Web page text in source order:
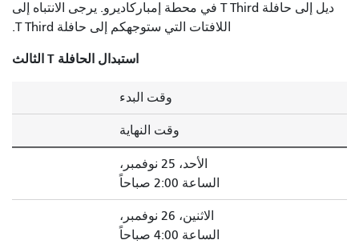
ديل إلى حافلة T Third في محطة إمباركاديرو. يرجى الانتباه إلى
اللافتات التي ستوجهكم إلى حافلة T Third.
استبدال الحافلة T الثالث
وقت البدء
وقت النهاية
الأحد، 25 نوفمبر،
الساعة 2:00 صباحاً
الاثنين، 26 نوفمبر،
الساعة 4:00 صباحاً